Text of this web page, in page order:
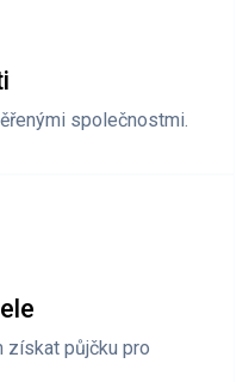
společnostmi.
získat půjčku pro